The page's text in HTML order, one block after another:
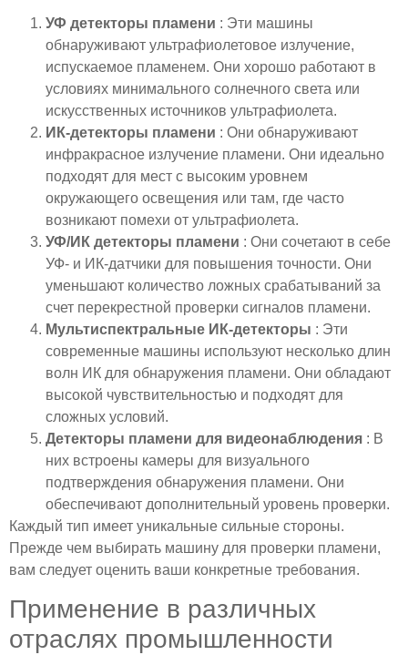
УФ детекторы пламени : Эти машины
обнаруживают ультрафиолетовое излучение,
испускаемое пламенем. Они хорошо работают в
условиях минимального солнечного света или
искусственных источников ультрафиолета.
ИК-детекторы пламени : Они обнаруживают
инфракрасное излучение пламени. Они идеально
подходят для мест с высоким уровнем
окружающего освещения или там, где часто
возникают помехи от ультрафиолета.
УФ/ИК детекторы пламени : Они сочетают в себе
УФ- и ИК-датчики для повышения точности. Они
уменьшают количество ложных срабатываний за
счет перекрестной проверки сигналов пламени.
Мультиспектральные ИК-детекторы : Эти
современные машины используют несколько длин
волн ИК для обнаружения пламени. Они обладают
высокой чувствительностью и подходят для
сложных условий.
Детекторы пламени для видеонаблюдения : В
них встроены камеры для визуального
подтверждения обнаружения пламени. Они
обеспечивают дополнительный уровень проверки.
Каждый тип имеет уникальные сильные стороны.
Прежде чем выбирать машину для проверки пламени,
вам следует оценить ваши конкретные требования.
Применение в различных
отраслях промышленности